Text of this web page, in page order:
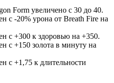
Form увеличено с 30 до 40.
с -20% урона от Breath Fire на
с +300 к здоровью на +350.
с +150 золота в минуту на
с +1,75 к длительности